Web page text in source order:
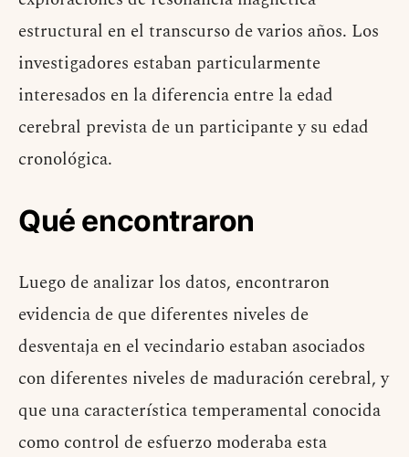
estructural en el transcurso de varios años. Los
investigadores estaban particularmente
interesados ​​en la diferencia entre la edad
cerebral prevista de un participante y su edad
cronológica.
Qué encontraron
Luego de analizar los datos, encontraron
evidencia de que diferentes niveles de
desventaja en el vecindario estaban asociados
con diferentes niveles de maduración cerebral, y
que una característica temperamental conocida
como control de esfuerzo moderaba esta